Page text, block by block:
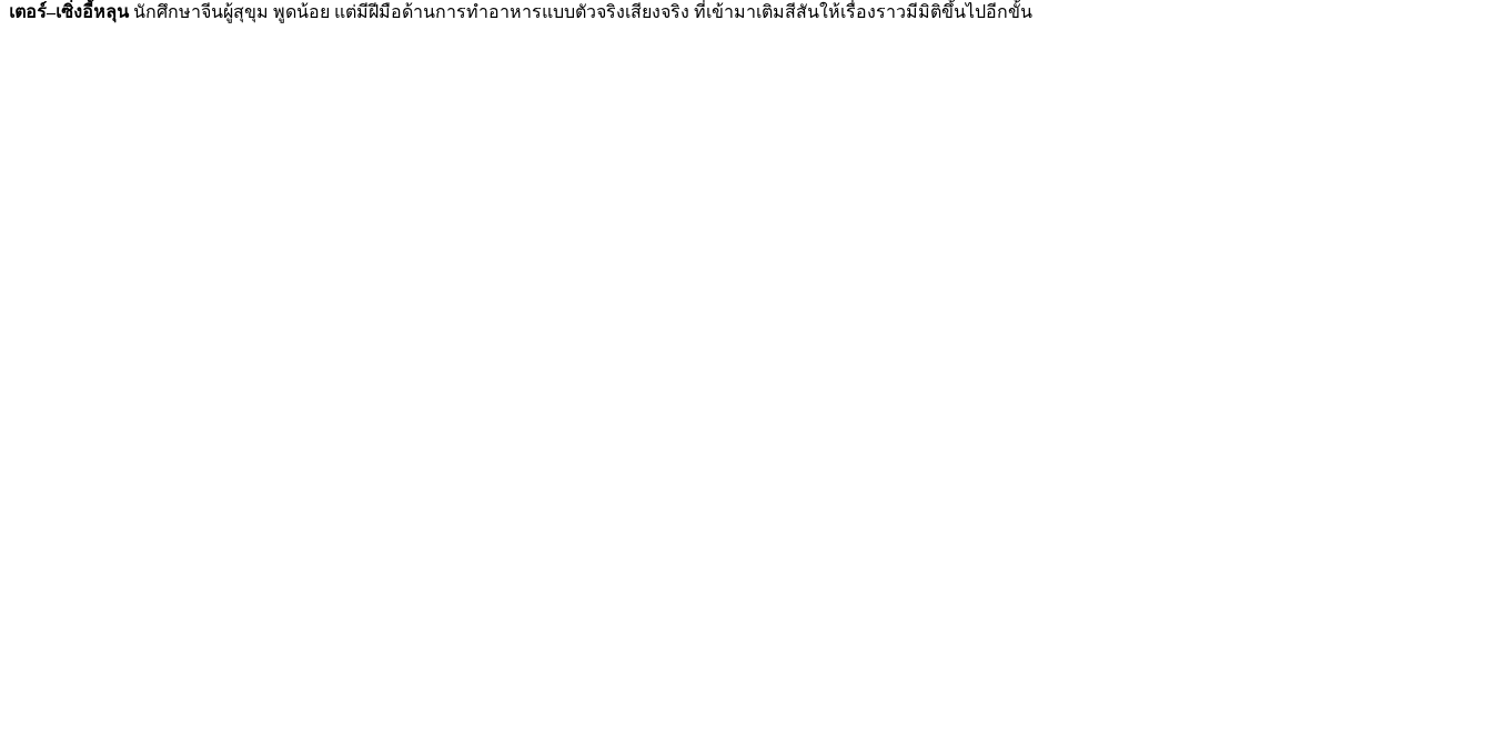
เตอร์–เซิ่งอี้หลุนนักศึกษาจีนผู้สุขุม พูดน้อย แต่มีฝีมือด้านการทำอาหารแบบตัวจริงเสียงจริง ที่เข้ามาเติมสีสันให้เรื่องราวมีมิติขึ้นไปอีกขั้น